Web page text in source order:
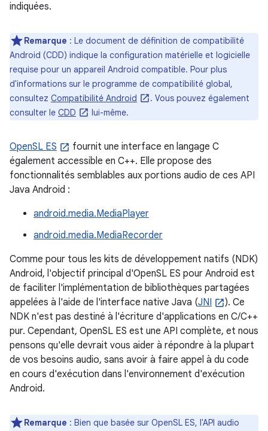
indiquées.
Remarque : Le document de définition de compatibilité
Android (CDD) indique la configuration matérielle et logicielle
requise pour un appareil Android compatible. Pour plus
d'informations sur le programme de compatibilité global,
consultez Compatibilité Android
. Vous pouvez également
consulter le CDD lui-même.
OpenSL ES
fournit une interface en langage C
également accessible en C++. Elle propose des
fonctionnalités semblables aux portions audio de ces API
Java Android :
android.media.MediaPlayer
android.media.MediaRecorder
Comme pour tous les kits de développement natifs (NDK)
Android, l'objectif principal d'OpenSL ES pour Android est
de faciliter l'implémentation de bibliothèques partagées
appelées à l'aide de l'interface native Java (JNI
). Ce
NDK n'est pas destiné à l'écriture d'applications en C/C++
pur. Cependant, OpenSL ES est une API complète, et nous
pensons qu'elle devrait vous aider à répondre à la plupart
de vos besoins audio, sans avoir à faire appel à du code
en cours d'exécution dans l'environnement d'exécution
Android.
Remarque : Bien que basée sur OpenSL ES, l'API audio